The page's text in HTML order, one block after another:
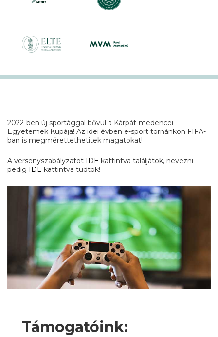
2022-ben új sportággal bővül a Kárpát-medencei
Egyetemek Kupája! Az idei évben e-sport tornánkon FIFA-
ban is megmérettethetitek magatokat!
A versenyszabályzatot IDE kattintva találjátok, nevezni
pedig IDE kattintva tudtok!
Támogatóink: